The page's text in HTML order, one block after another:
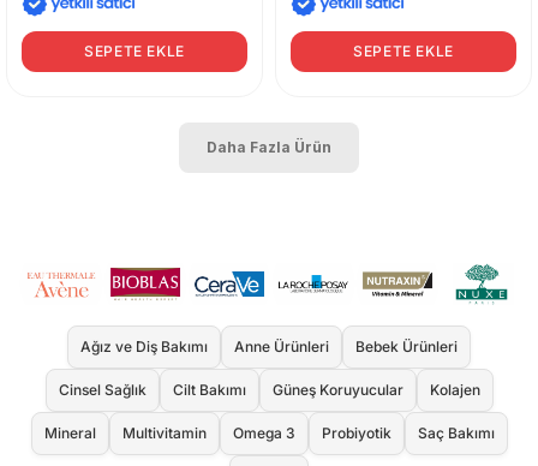
SEPETE EKLE SEPETE EKLE
Daha Fazla Ürün
Ağız ve Diş Bakımı Anne Ürünleri Bebek Ürünleri
Cinsel Sağlık Cilt Bakımı Güneş Koruyucular Kolajen
Mineral Multivitamin Omega 3 Probiyotik Saç Bakımı